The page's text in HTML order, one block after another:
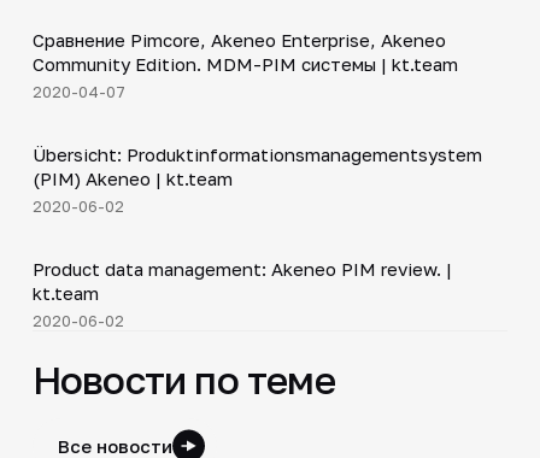
▶
Сравнение Pimcore, Akeneo Enterprise, Akeneo
Community Edition. MDM-PIM системы | kt.team
2020-04-07
▶
Übersicht: Produktinformationsmanagementsystem
(PIM) Akeneo | kt.team
2020-06-02
▶
Product data management: Akeneo PIM review. |
kt.team
2020-06-02
Новости по теме
Все новости